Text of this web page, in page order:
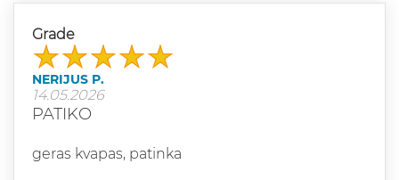
Grade
NERIJUS P.
14.05.2026
PATIKO
geras kvapas, patinka